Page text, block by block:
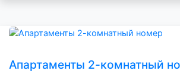
Апартаменты 2-комнатный